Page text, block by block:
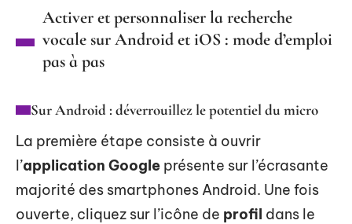
Activer et personnaliser la recherche
vocale sur Android et iOS : mode d’emploi
pas à pas
Sur Android : déverrouillez le potentiel du micro
La première étape consiste à ouvrir
l’application Google présente sur l’écrasante
majorité des smartphones Android. Une fois
ouverte, cliquez sur l’icône de profil dans le